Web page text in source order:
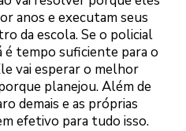
anos e executam seus
da escola. Se o policial
tempo suficiente para o
vai esperar o melhor
planejou. Além de
demais e as próprias
efetivo para tudo isso.